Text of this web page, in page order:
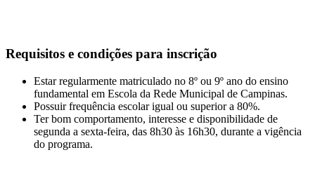
Requisitos e condições para inscrição
Estar regularmente matriculado no 8º ou 9º ano do ensino
fundamental em Escola da Rede Municipal de Campinas.
Possuir frequência escolar igual ou superior a 80%.
Ter bom comportamento, interesse e disponibilidade de
segunda a sexta-feira, das 8h30 às 16h30, durante a vigência
do programa.